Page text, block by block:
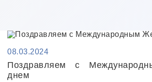
08.03.2024
Поздравляем с
днем